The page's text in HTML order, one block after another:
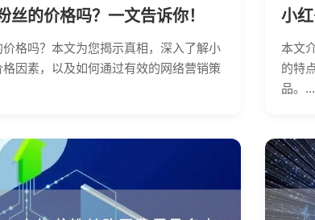
丝的价格吗？一文告诉你！
格吗？本文为您揭示真相，深入了解小
因素，以及如何通过有效的网络营销策
小
本文
的特
品。...